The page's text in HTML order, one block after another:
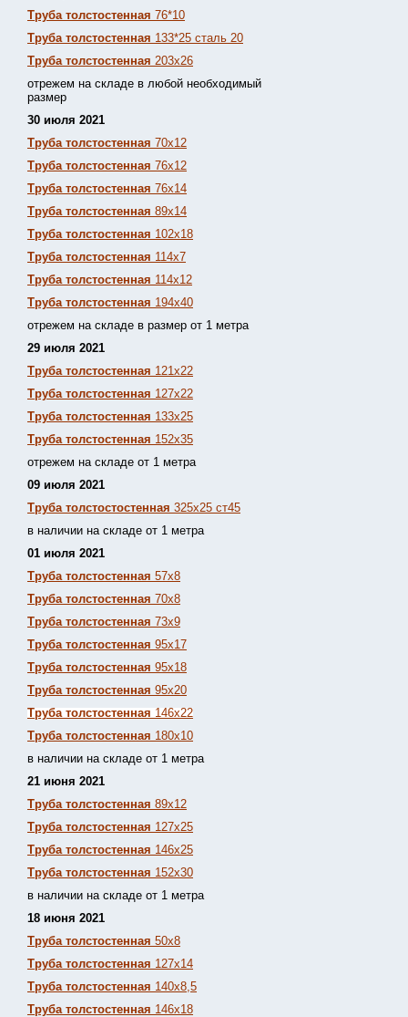
Труба толстостенная 76*10
Труба толстостенная 133*25 сталь 20
Труба толстостенная 203х26
отрежем на складе в любой необходимый
размер
30 июля 2021
Труба толстостенная 70х12
Труба толстостенная 76х12
Труба толстостенная 76х14
Труба толстостенная 89х14
Труба толстостенная 102х18
Труба толстостенная 114х7
Труба толстостенная 114х12
Труба толстостенная 194х40
отрежем на складе в размер от 1 метра
29 июля 2021
Труба толстостенная 121х22
Труба толстостенная 127х22
Труба толстостенная 133х25
Труба толстостенная 152х35
отрежем на складе от 1 метра
09 июля 2021
Труба толстостостенная 325х25 ст45
в наличии на складе от 1 метра
01 июля 2021
Труба толстостенная 57х8
Труба толстостенная 70х8
Труба толстостенная 73х9
Труба толстостенная 95х17
Труба толстостенная 95х18
Труба толстостенная 95х20
Труба толстостенная 146х22
Труба толстостенная 180х10
в наличии на складе от 1 метра
21 июня 2021
Труба толстостенная 89х12
Труба толстостенная 127х25
Труба толстостенная 146х25
Труба толстостенная 152х30
в наличии на складе от 1 метра
18 июня 2021
Труба толстостенная 50х8
Труба толстостенная 127х14
Труба толстостенная 140х8,5
Труба толстостенная 146х18